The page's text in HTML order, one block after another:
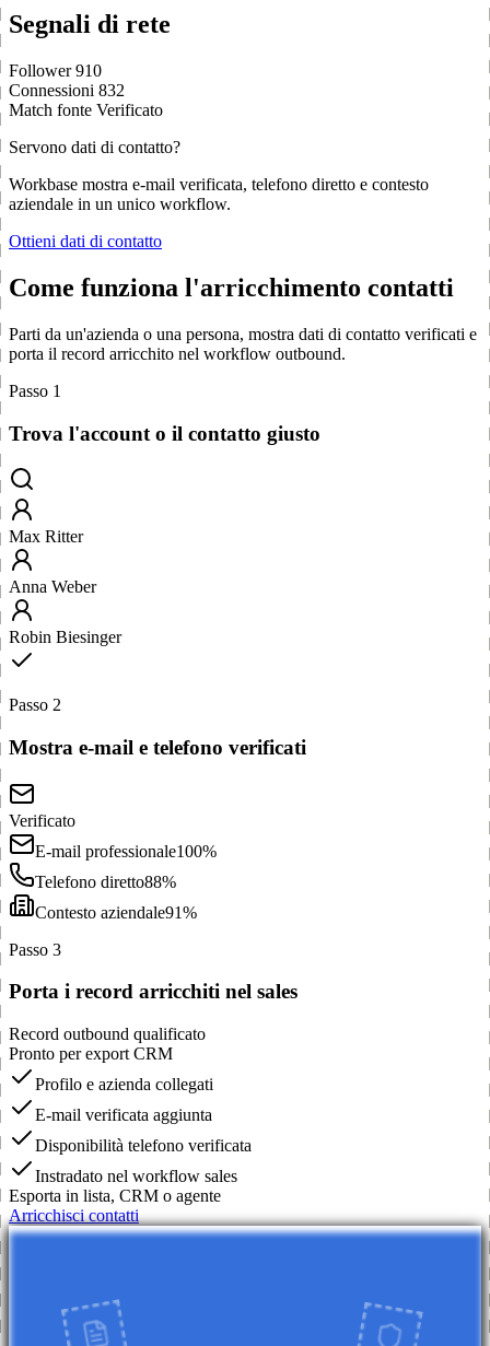
Segnali di rete
Follower 910
Connessioni 832
Match fonte Verificato
Servono dati di contatto?
Workbase mostra e-mail verificata, telefono diretto e contesto
aziendale in un unico workflow.
Ottieni dati di contatto
Come funziona l'arricchimento contatti
Parti da un'azienda o una persona, mostra dati di contatto verificati e
porta il record arricchito nel workflow outbound.
Passo 1
Trova l'account o il contatto giusto
Max Ritter
Anna Weber
Robin Biesinger
Passo 2
Mostra e-mail e telefono verificati
Verificato
E-mail professionale100%
Telefono diretto88%
Contesto aziendale91%
Passo 3
Porta i record arricchiti nel sales
Record outbound qualificato
Pronto per export CRM
Profilo e azienda collegati
E-mail verificata aggiunta
Disponibilità telefono verificata
Instradato nel workflow sales
Esporta in lista, CRM o agente
Arricchisci contatti